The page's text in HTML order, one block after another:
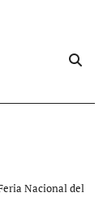
Nacional del